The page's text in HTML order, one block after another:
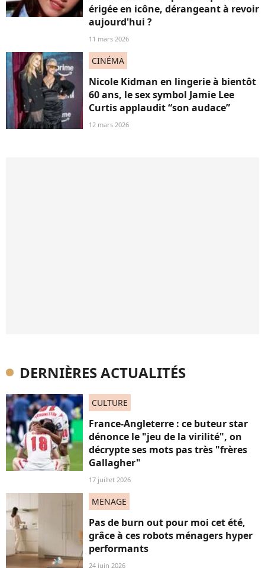
érigée en icône, dérangeant à revoir
aujourd'hui ?
11 mars 2026
CINÉMA
Nicole Kidman en lingerie à bientôt
60 ans, le sex symbol Jamie Lee
Curtis applaudit “son audace”
12 mars 2026
DERNIÈRES ACTUALITÉS
CULTURE
France-Angleterre : ce buteur star
dénonce le "jeu de la virilité", on
décrypte ses mots pas très "frères
Gallagher"
17 juillet 2026
MENAGE
Pas de burn out pour moi cet été,
grâce à ces robots ménagers hyper
performants
24 juin 2026